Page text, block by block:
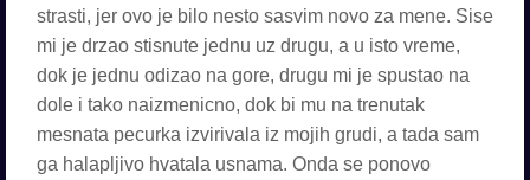
strasti, jer ovo je bilo nesto sasvim novo za mene. Sise
mi je drzao stisnute jednu uz drugu, a u isto vreme,
dok je jednu odizao na gore, drugu mi je spustao na
dole i tako naizmenicno, dok bi mu na trenutak
mesnata pecurka izvirivala iz mojih grudi, a tada sam
ga halapljivo hvatala usnama. Onda se ponovo